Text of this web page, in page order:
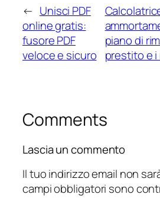
← Unisci PDF
online gratis:
fusore PDF
veloce e sicuro
piano di
prestito e i
Comments
Lascia un commento
Il tuo indirizzo email non
campi obbligatori sono